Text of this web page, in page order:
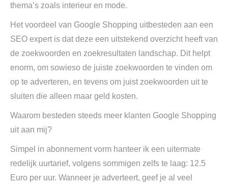
thema’s zoals interieur en mode.
Het voordeel van Google Shopping uitbesteden aan een
SEO expert is dat deze een uitstekend overzicht heeft van
de zoekwoorden en zoekresultaten landschap. Dit helpt
enorm, om sowieso de juiste zoekwoorden te vinden om
op te adverteren, en tevens om juist zoekwoorden uit te
sluiten die alleen maar geld kosten.
Waarom besteden steeds meer klanten Google Shopping
uit aan mij?
Simpel in abonnement vorm hanteer ik een uitermate
redelijk uurtarief, volgens sommigen zelfs te laag: 12.5
Euro per uur. Wanneer je adverteert, geef je al veel